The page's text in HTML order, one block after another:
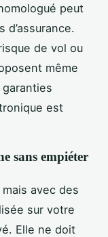
peut
de vol ou
même
est
sans empiéter
avec des
sur votre
Elle ne doit